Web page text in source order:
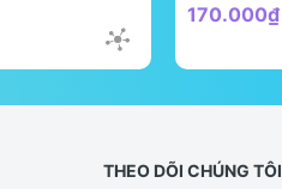
170.000₫
THEO DÕI CHÚNG TÔI